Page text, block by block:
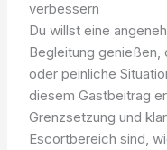
verbessern
Du willst eine
Begleitung genießen,
oder peinliche
diesem Gastbeitrag
Grenzsetzung und
Escortbereich sind,